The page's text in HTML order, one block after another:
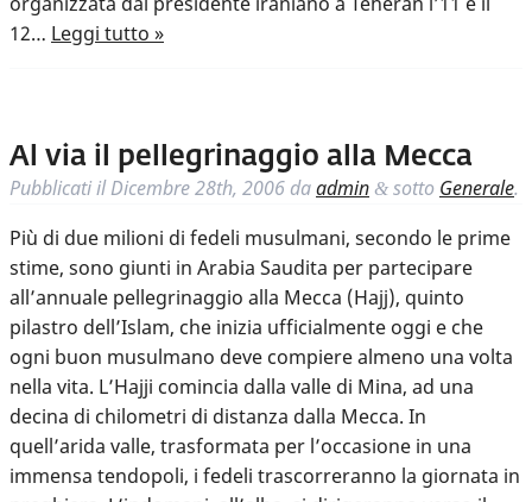
12… Leggi tutto »
Al via il pellegrinaggio alla Mecca
Pubblicati ilDicembre 28th, 2006 daadmin & sotto Generale.
Più di due milioni di fedeli musulmani, secondo le prime
stime, sono giunti in Arabia Saudita per partecipare
all’annuale pellegrinaggio alla Mecca (Hajj), quinto
pilastro dell’Islam, che inizia ufficialmente oggi e che
ogni buon musulmano deve compiere almeno una volta
nella vita. L’Hajji comincia dalla valle di Mina, ad una
decina di chilometri di distanza dalla Mecca. In
quell’arida valle, trasformata per l’occasione in una
immensa tendopoli, i fedeli trascorreranno la giornata in